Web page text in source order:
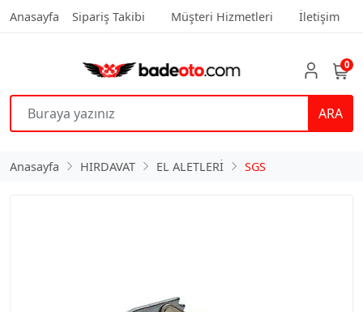
Anasayfa Sipariş Takibi Müşteri Hizmetleri İletişim
ARA
0
Anasayfa HIRDAVAT EL ALETLERİ SGS